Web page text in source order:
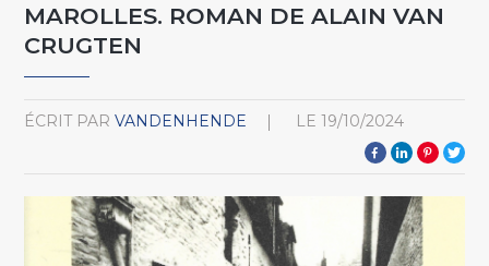
MAROLLES. ROMAN DE ALAIN VAN
CRUGTEN
ÉCRIT PAR VANDENHENDE LE 19/10/2024